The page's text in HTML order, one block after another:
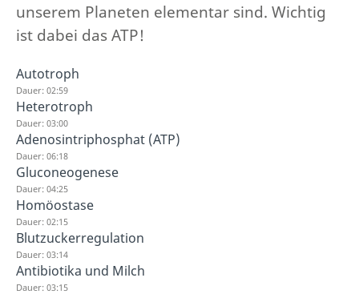
unserem Planeten elementar sind. Wichtig
ist dabei das ATP!
Autotroph
Dauer: 02:59
Heterotroph
Dauer: 03:00
Adenosintriphosphat (ATP)
Dauer: 06:18
Gluconeogenese
Dauer: 04:25
Homöostase
Dauer: 02:15
Blutzuckerregulation
Dauer: 03:14
Antibiotika und Milch
Dauer: 03:15